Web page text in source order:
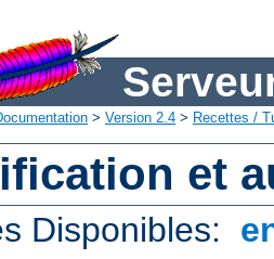
> Version 2.4 > Recettes /
et
Disponibles: